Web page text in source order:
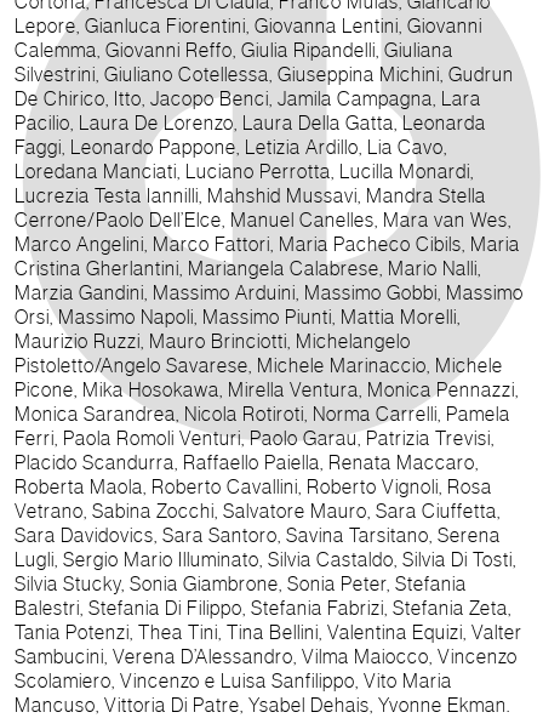
Lepore, Gianluca Fiorentini, Giovanna Lentini, Giovanni
Calemma, Giovanni Reffo, Giulia Ripandelli, Giuliana
Silvestrini, Giuliano Cotellessa, Giuseppina Michini, Gudrun
De Chirico, Itto, Jacopo Benci, Jamila Campagna, Lara
Pacilio, Laura De Lorenzo, Laura Della Gatta, Leonarda
Faggi, Leonardo Pappone, Letizia Ardillo, Lia Cavo,
Loredana Manciati, Luciano Perrotta, Lucilla Monardi,
Lucrezia Testa Iannilli, Mahshid Mussavi, Mandra Stella
Cerrone/Paolo Dell’Elce, Manuel Canelles, Mara van Wes,
Marco Angelini, Marco Fattori, Maria Pacheco Cibils, Maria
Cristina Gherlantini, Mariangela Calabrese, Mario Nalli,
Marzia Gandini, Massimo Arduini, Massimo Gobbi, Massimo
Orsi, Massimo Napoli, Massimo Piunti, Mattia Morelli,
Maurizio Ruzzi, Mauro Brinciotti, Michelangelo
Pistoletto/Angelo Savarese, Michele Marinaccio, Michele
Picone, Mika Hosokawa, Mirella Ventura, Monica Pennazzi,
Monica Sarandrea, Nicola Rotiroti, Norma Carrelli, Pamela
Ferri, Paola Romoli Venturi, Paolo Garau, Patrizia Trevisi,
Placido Scandurra, Raffaello Paiella, Renata Maccaro,
Roberta Maola, Roberto Cavallini, Roberto Vignoli, Rosa
Vetrano, Sabina Zocchi, Salvatore Mauro, Sara Ciuffetta,
Sara Davidovics, Sara Santoro, Savina Tarsitano, Serena
Lugli, Sergio Mario Illuminato, Silvia Castaldo, Silvia Di Tosti,
Silvia Stucky, Sonia Giambrone, Sonia Peter, Stefania
Balestri, Stefania Di Filippo, Stefania Fabrizi, Stefania Zeta,
Tania Potenzi, Thea Tini, Tina Bellini, Valentina Equizi, Valter
Sambucini, Verena D’Alessandro, Vilma Maiocco, Vincenzo
Scolamiero, Vincenzo e Luisa Sanfilippo, Vito Maria
Mancuso, Vittoria Di Patre, Ysabel Dehais, Yvonne Ekman.